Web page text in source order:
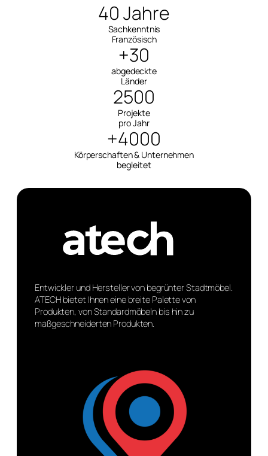
40 Jahre
Sachkenntnis
Französisch
+30
abgedeckte
Länder
2500
Projekte
pro Jahr
+4000
Körperschaften & Unternehmen
begleitet
Entwickler und Hersteller von begrünter Stadtmöbel.
ATECH bietet Ihnen eine breite Palette von
Produkten, von Standardmöbeln bis hin zu
maßgeschneiderten Produkten.